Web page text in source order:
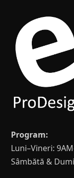
Program:
Luni–Vineri:
Sâmbătă &